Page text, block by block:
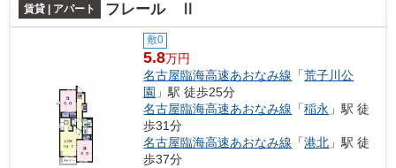
賃貸 | アパート フレール Ⅱ
敷0
5.8万円
名古屋臨海高速あおなみ線 「荒子川公
園 」駅 徒歩25分
名古屋臨海高速あおなみ線 「稲永 」駅 徒
歩31分
名古屋臨海高速あおなみ線 「港北 」駅 徒
歩37分